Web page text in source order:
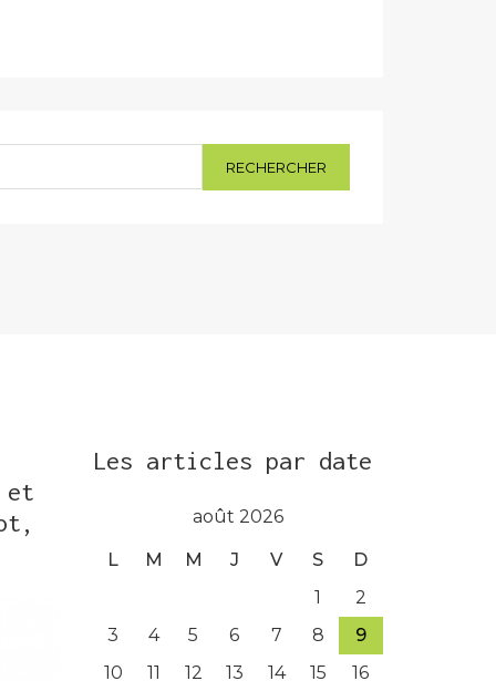
et
Les articles par date
août 2026
L M M J V S
D
1
2
3
4 5 6 7 8
9
10
11 12 13 14 15 16